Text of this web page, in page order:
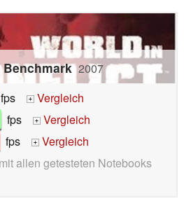
2007
fps +
Vergleich
fps +
Vergleich
fps +
Vergleich
allen getesteten Notebooks